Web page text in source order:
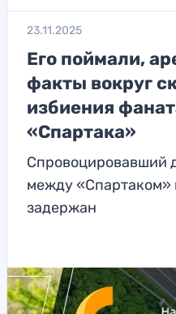
23.11.2025
Его поймали,
факты вокруг
избиения
«Спартака»
Спровоцировавший
между
задержан